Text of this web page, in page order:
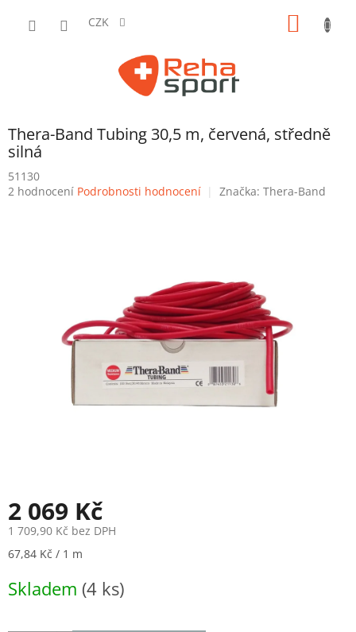
CZK
Thera-Band Tubing 30,5 m, červená, středně
silná
51130
Průměrné
2 hodnocení Podrobnosti hodnocení Značka: Thera-Band
2 069 Kč
1 709,90 Kč bez DPH
Měrná
67,84 Kč / 1 m
Skladem (4 ks)